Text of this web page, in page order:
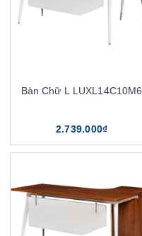
Bàn Chữ L LUXL14C10M6
2.739.000₫